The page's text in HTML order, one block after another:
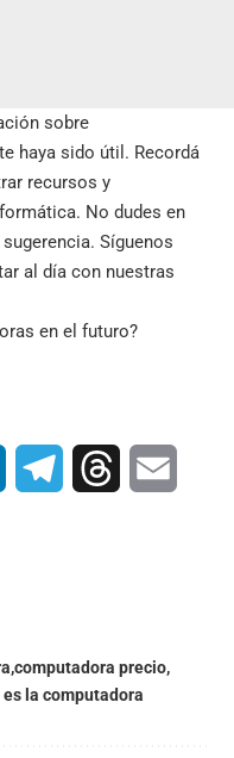
sobre
haya sido útil. Recordá
recursos y
No dudes en
Síguenos
al día con nuestras
en el futuro?
LinkedIn TelegramThreads
computadora precio
es la computadora